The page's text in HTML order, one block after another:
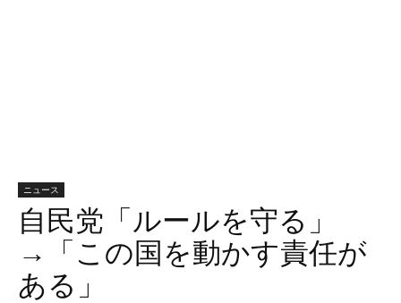
ニュース
自民党「ルールを守る」
→「この国を動かす責任が
ある」